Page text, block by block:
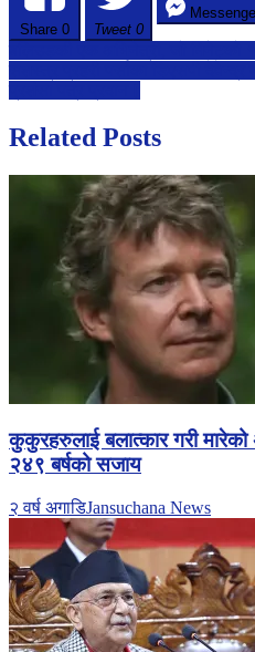
Share 0 Tweet 0
Post
navigation
Related Posts
कुकुरहरुलाई बलात्कार गरी मारेको
२४९ बर्षको सजाय
२ वर्ष अगाडिJansuchana News